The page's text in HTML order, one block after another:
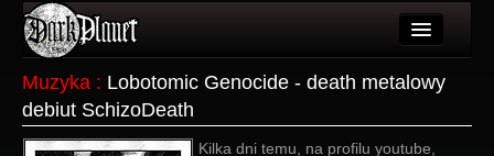
Użytkownicy
Muzyka : Lobotomic Genocide - death metalowy
debiut SchizoDeath
Kilka dni temu, na profilu youtube,